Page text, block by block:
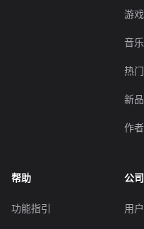
游
音
热
新
作
帮助
功能指引
公司
用